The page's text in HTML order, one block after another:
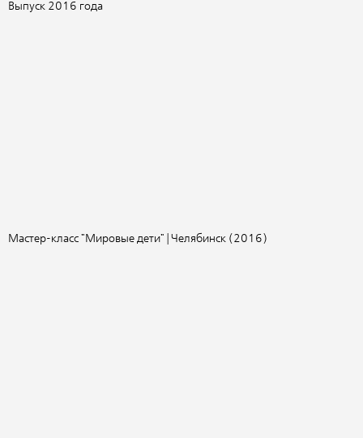
Выпуск 2016 года
Мастер-класс "Мировые дети" | Челябинск (2016)